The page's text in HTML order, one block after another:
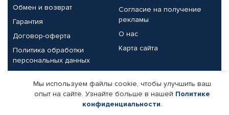
Обмен и возврат
Гарантия
Договор-оферта
Политика обработки
персональных данных
Согласие на получение
рекламы
О нас
Карта сайта
Партнерам
Корпоративным клиентам
Реквизиты компании
Мы используем файлы cookie, чтобы улучшить ваш
опыт на сайте. Узнайте больше в нашей Политике
конфиденциальности.